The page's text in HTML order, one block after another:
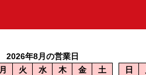
2026年8月の営業日
月 火 水 木 金
土
日